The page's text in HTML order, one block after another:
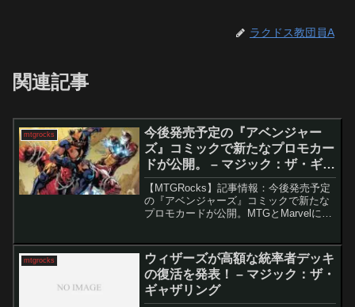
ラクドス教団員A
関連記事
mtgrocks
今後発売予定の『アベンジャー
ズ』コミックで新たなプロモカー
ドが公開。 – マジック：ザ・ギャ
ザリング
【MTGRocks】記事情報：今後発売予定
の『アベンジャーズ』コミックで新たな
プロモカードが公開。MTGとMarvelによ
ューシーズンが進行する中、MTGと
Marvel...
mtgrocks
ウィザーズが高額な統率者デッキ
の復活を発表！ – マジック：ザ・
ギャザリング